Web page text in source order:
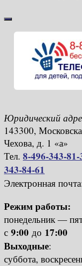
Юридический
143300,
Чехова, д. 1 «а»
Тел. 8-496-343-81-
343-84-61
Электронная
Режим работы:
понедельник —
с 9:00 до 17:00
Выходные:
суббота,